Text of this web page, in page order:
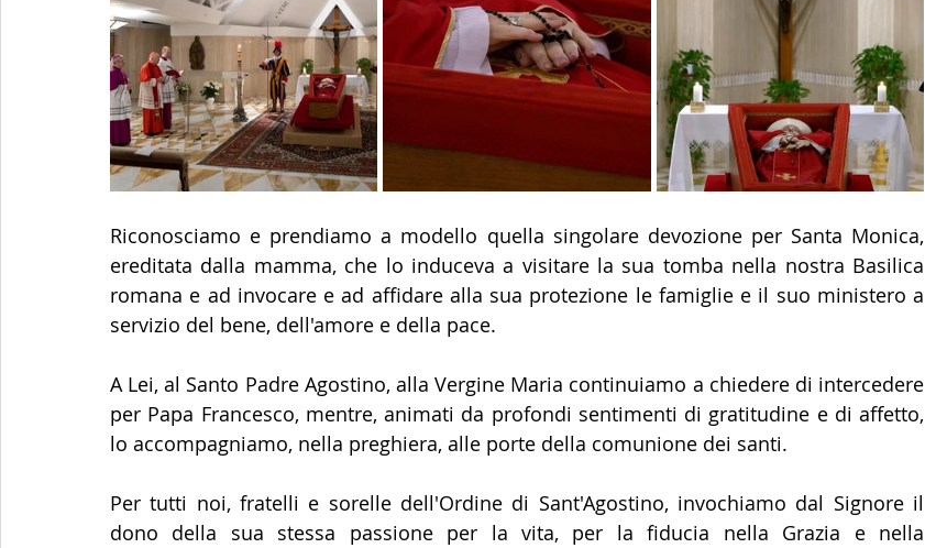
Riconosciamo e prendiamo a modello quella singolare devozione per Santa Monica,
ereditata dalla mamma, che lo induceva a visitare la sua tomba nella nostra Basilica
romana e ad invocare e ad affidare alla sua protezione le famiglie e il suo ministero a
servizio del bene, dell'amore e della pace.
A Lei, al Santo Padre Agostino, alla Vergine Maria continuiamo a chiedere di intercedere
per Papa Francesco, mentre, animati da profondi sentimenti di gratitudine e di affetto,
lo accompagniamo, nella preghiera, alle porte della comunione dei santi.
Per tutti noi, fratelli e sorelle dell'Ordine di Sant'Agostino, invochiamo dal Signore il
dono della sua stessa passione per la vita, per la fiducia nella Grazia e nella